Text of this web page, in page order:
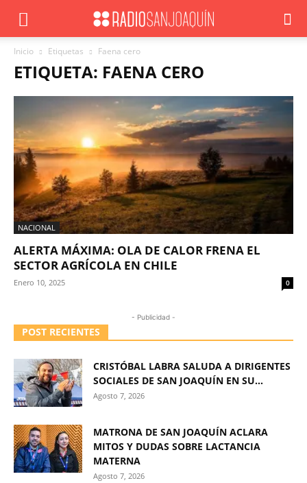
Inicio Etiquetas Faena cero
ETIQUETA: FAENA CERO
NACIONAL
ALERTA MÁXIMA: OLA DE CALOR FRENA EL
SECTOR AGRÍCOLA EN CHILE
Enero 10, 2025 0
- Publicidad -
POST RECIENTES
CRISTÓBAL LABRA SALUDA A DIRIGENTES
SOCIALES DE SAN JOAQUÍN EN SU...
Agosto 7, 2026
MATRONA DE SAN JOAQUÍN ACLARA
MITOS Y DUDAS SOBRE LACTANCIA
MATERNA
Agosto 7, 2026